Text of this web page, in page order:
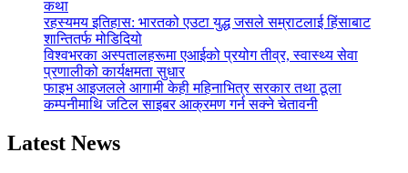
कथा
रहस्यमय इतिहास: भारतको एउटा युद्ध जसले सम्राटलाई हिंसाबाट
शान्तितर्फ मोडिदियो
विश्वभरका अस्पतालहरूमा एआईको प्रयोग तीव्र, स्वास्थ्य सेवा
प्रणालीको कार्यक्षमता सुधार
फाइभ आइजलले आगामी केही महिनाभित्र सरकार तथा ठूला
कम्पनीमाथि जटिल साइबर आक्रमण गर्न सक्ने चेतावनी
Latest News